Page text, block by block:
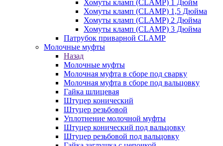
Хомуты кламп (CLAMP) 1 Дюйм
Хомуты кламп (CLAMP) 1,5 Дюйма
Хомуты кламп (CLAMP) 2 Дюйма
Хомуты кламп (CLAMP) 3 Дюйма
Патрубок приварной CLAMP
Молочные муфты
Назад
Молочные муфты
Молочная муфта в сборе под сварку
Молочная муфта в сборе под вальцовку
Гайка шлицевая
Штуцер конический
Штуцер резьбовой
Уплотнение молочной муфты
Штуцер конический под вальцовку
Штуцер резьбовой под вальцовку